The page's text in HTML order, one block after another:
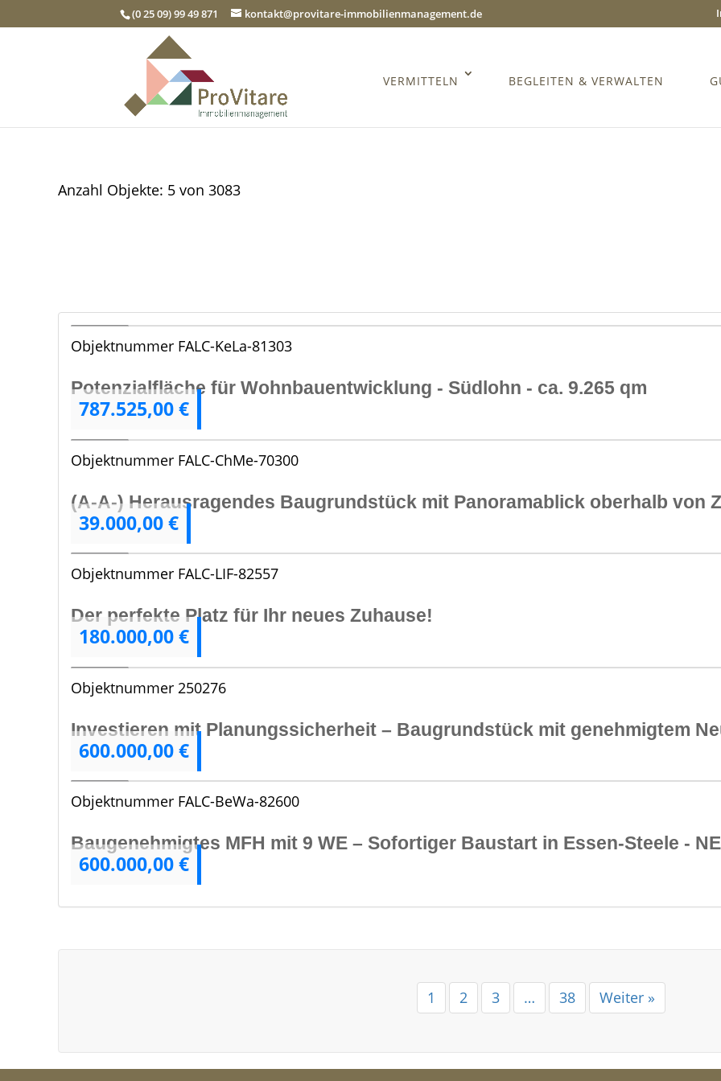
(0 25 09) 99 49 871 kontakt@provitare-immobilienmanagement.de
VERMITTELN BEGLEITEN & VERWALTEN
Anzahl Objekte: 5 von 3083
1
787.525,00 €
Objektnummer FALC-KeLa-81303
Potenzialfläche für Wohnbauentwicklung - Südlohn - ca. 9.265 qm
4
39.000,00 €
Objektnummer FALC-ChMe-70300
(A-A-) Herausragendes Baugrundstück mit Panoramablick oberhalb von
1
180.000,00 €
Objektnummer FALC-LIF-82557
Der perfekte Platz für Ihr neues Zuhause!
2
600.000,00 €
Objektnummer 250276
Investieren mit Planungssicherheit – Baugrundstück mit genehmigtem
3
600.000,00 €
Objektnummer FALC-BeWa-82600
Baugenehmigtes MFH mit 9 WE – Sofortiger Baustart in Essen-Steele -
1 2 3 … 38 Weiter »